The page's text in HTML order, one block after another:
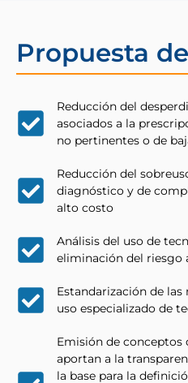
Propuesta
Reducción del
asociados a la
no pertinentes o de
Reducción del
diagnóstico y de
alto costo
Análisis del uso de
eliminación del riesgo
Estandarización de
uso especializado de
Emisión de
aportan a la
la base para la